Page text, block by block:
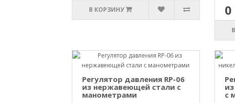
В КОРЗИНУ
Регулятор давления RP-06
из нержавеющей стали с
манометрами
с